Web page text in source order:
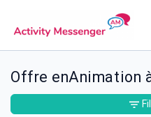
Offre enAnimation